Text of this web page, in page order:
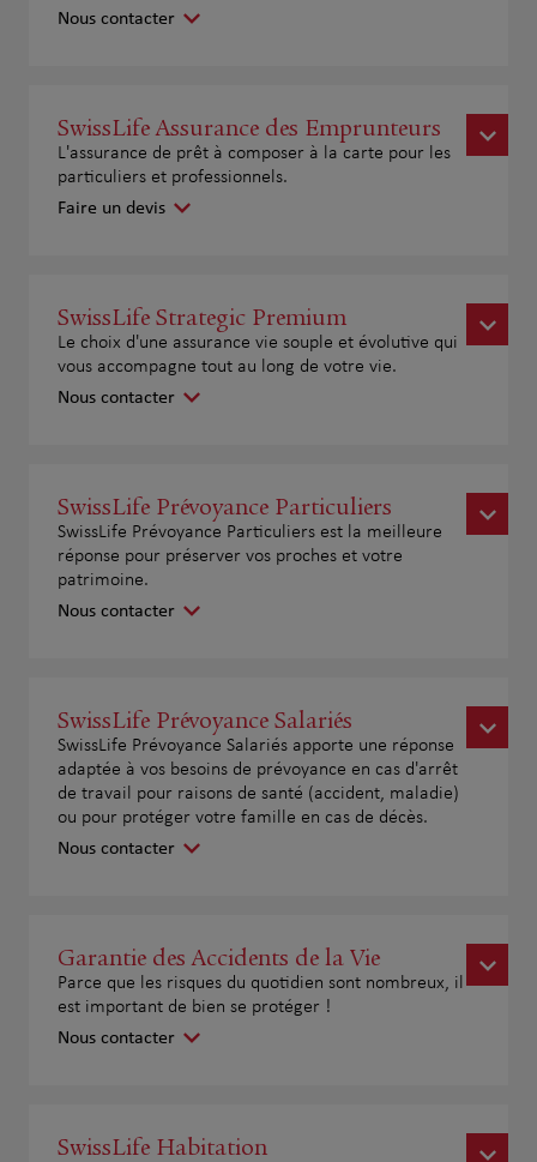
Nous contacter
SwissLife Assurance des Emprunteurs
L'assurance de prêt à composer à la carte pour les
particuliers et professionnels.
Faire un devis
SwissLife Strategic Premium
Le choix d'une assurance vie souple et évolutive qui
vous accompagne tout au long de votre vie.
Nous contacter
SwissLife Prévoyance Particuliers
SwissLife Prévoyance Particuliers est la meilleure
réponse pour préserver vos proches et votre
patrimoine.
Nous contacter
SwissLife Prévoyance Salariés
SwissLife Prévoyance Salariés apporte une réponse
adaptée à vos besoins de prévoyance en cas d'arrêt
de travail pour raisons de santé (accident, maladie)
ou pour protéger votre famille en cas de décès.
Nous contacter
Garantie des Accidents de la Vie
Parce que les risques du quotidien sont nombreux, il
est important de bien se protéger !
Nous contacter
SwissLife Habitation